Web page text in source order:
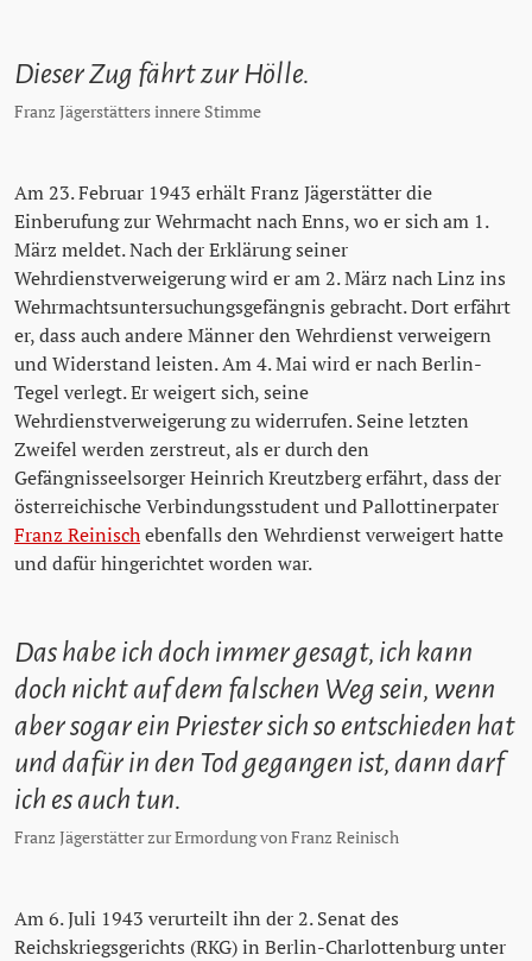
Dieser Zug fährt zur Hölle.
Franz Jägerstätters innere Stimme
Am 23. Februar 1943 erhält Franz Jägerstätter die
Einberufung zur Wehrmacht nach Enns, wo er sich am 1.
März meldet. Nach der Erklärung seiner
Wehrdienstverweigerung wird er am 2. März nach Linz ins
Wehrmachtsuntersuchungsgefängnis gebracht. Dort erfährt
er, dass auch andere Männer den Wehrdienst verweigern
und Widerstand leisten. Am 4. Mai wird er nach Berlin-
Tegel verlegt. Er weigert sich, seine
Wehrdienstverweigerung zu widerrufen. Seine letzten
Zweifel werden zerstreut, als er durch den
Gefängnisseelsorger Heinrich Kreutzberg erfährt, dass der
österreichische Verbindungsstudent und Pallottinerpater
Franz Reinischebenfalls den Wehrdienst verweigert hatte
und dafür hingerichtet worden war.
Das habe ich doch immer gesagt, ich kann
doch nicht auf dem falschen Weg sein, wenn
aber sogar ein Priester sich so entschieden hat
und dafür in den Tod gegangen ist, dann darf
ich es auch tun.
Franz Jägerstätter zur Ermordung von Franz Reinisch
Am 6. Juli 1943 verurteilt ihn der 2. Senat des
Reichskriegsgerichts (RKG) in Berlin-Charlottenburg unter